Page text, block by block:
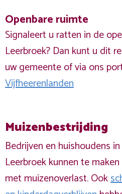
Openbare ruimte
Signaleert u ratten in de
Leerbroek? Dan kunt u dit
uw gemeente of via ons
Vijfheerenlanden
Muizenbestrijding
Bedrijven en huishoudens in
Leerbroek kunnen te
met muizenoverlast. Ook